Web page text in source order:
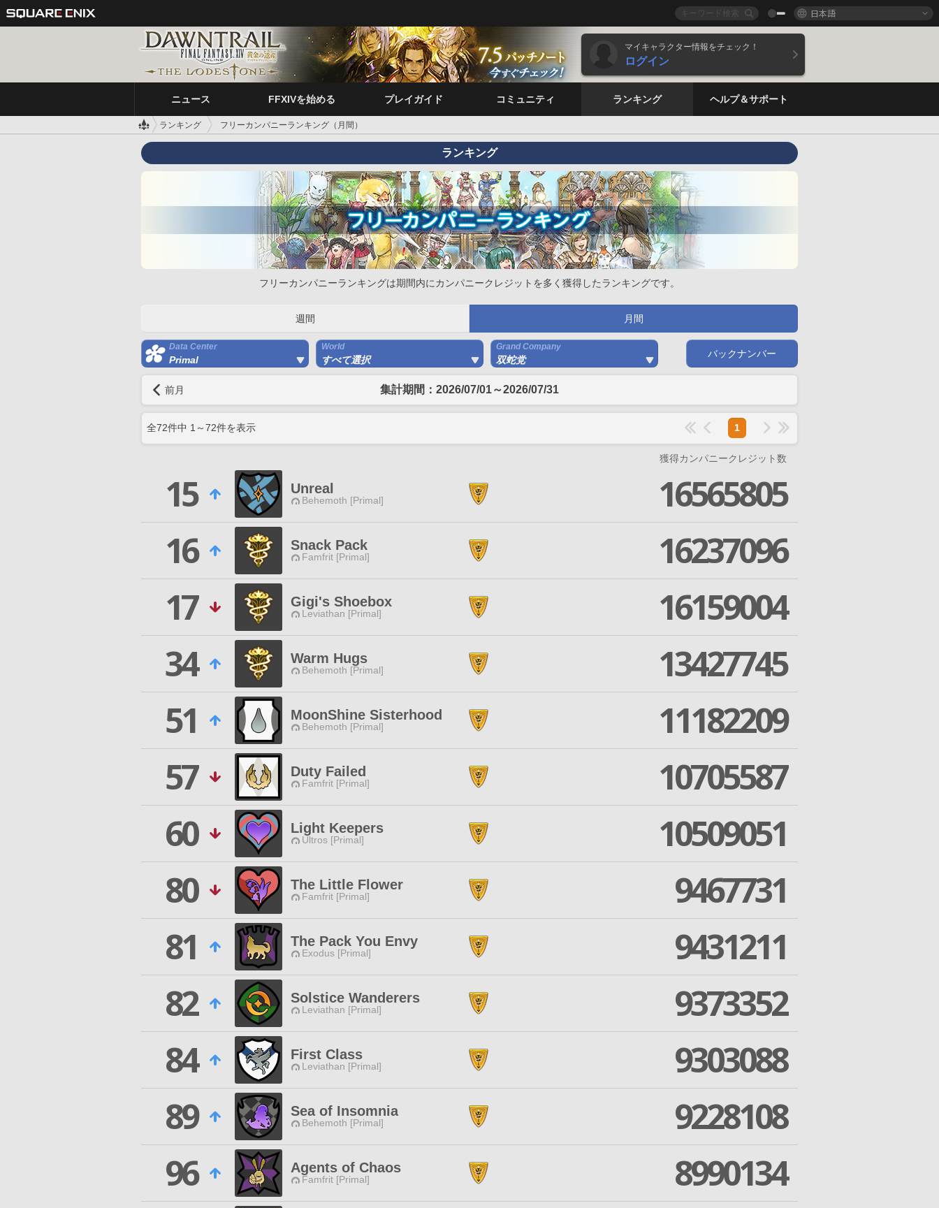
日本語
マイキャラクター情報をチェック！
ログイン
ニュース FFXIVを始める プレイガイド コミュニティ ランキング ヘルプ＆サポート
ランキング フリーカンパニーランキング（月間）
ランキング
フリーカンパニーランキングは期間内にカンパニークレジットを多く獲得したランキングです。
週間 月間
Data Center
Primal
World
すべて選択
Grand Company
双蛇党
バックナンバー
前月 集計期間：2026/07/01～2026/07/31
全72件中 1 ～72件を表示 1
獲得カンパニークレジット数
15 Unreal
Behemoth [Primal]
16565805
16
Snack Pack
Famfrit [Primal]
16237096
17
Gigi's Shoebox
Leviathan [Primal]
16159004
34
Warm Hugs
Behemoth [Primal]
13427745
51
MoonShine Sisterhood
Behemoth [Primal]
11182209
57
Duty Failed
Famfrit [Primal]
10705587
60
Light Keepers
Ultros [Primal]
10509051
80
The Little Flower
Famfrit [Primal]
9467731
81
The Pack You Envy
Exodus [Primal]
9431211
82
Solstice Wanderers
Leviathan [Primal]
9373352
84
First Class
Leviathan [Primal]
9303088
89
Sea of Insomnia
Behemoth [Primal]
9228108
96
Agents of Chaos
Famfrit [Primal]
8990134